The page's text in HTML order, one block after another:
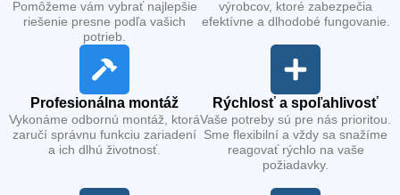
Pomôžeme vám vybrať najlepšie
riešenie presne podľa vašich
potrieb.
výrobcov, ktoré zabezpečia
efektívne a dlhodobé fungovanie.
Profesionálna montáž
Vykonáme odbornú montáž, ktorá
zaručí správnu funkciu zariadení
a ich dlhú životnosť.
Rýchlosť a spoľahlivosť
Vaše potreby sú pre nás prioritou.
Sme flexibilní a vždy sa snažíme
reagovať rýchlo na vaše
požiadavky.